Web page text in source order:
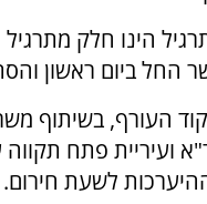
החל ביום ראשון
העורף, בשיתוף
ועיריית פתח
לשעת חירום.